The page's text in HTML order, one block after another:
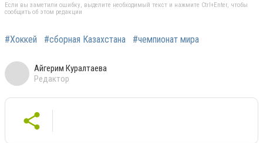
Если вы заметили ошибку, выделите необходимый текст и нажмите Ctrl+Enter, чтобы
сообщить об этом редакции
#Хоккей #сборная Казахстана #чемпионат мира
Айгерим Куралтаева
Редактор